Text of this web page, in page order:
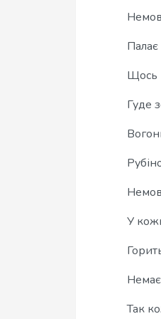
Палає
Щось
Гуде
У
Так